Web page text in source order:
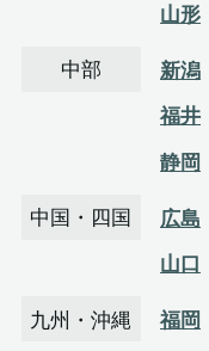
山形
中部 新潟
福井
静岡
中国・四国 広島
山口
九州・沖縄 福岡